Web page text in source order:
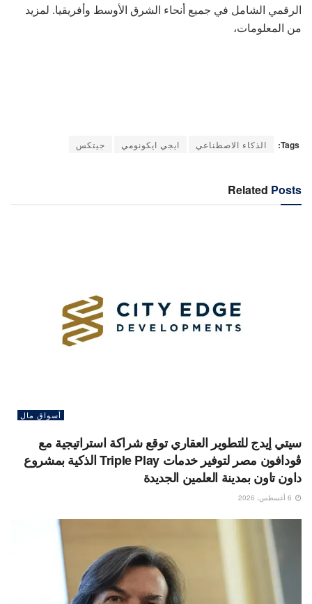
الرقمي الشامل في جميع أنحاء الشرق الأوسط وأفريقيا. لمزيد
من المعلومات،
Tags: الذكاء الاصطناعي ايجي ايكونومي جيتكس
Related Posts
أسواق مال
سيتي إيدج للتطوير العقاري توقع شراكة استراتيجية مع
ڤودافون مصر لتوفير خدمات Triple Play الذكية بمشروع
داون تاون بمدينة العلمين الجديدة